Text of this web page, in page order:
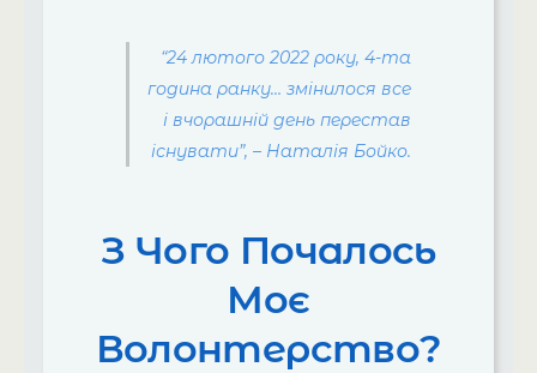
“24 лютого 2022 року, 4-та
година ранку… змінилося все
і вчорашній день перестав
існувати”, – Наталія Бойко.
З Чого Почалось
Моє
Волонтерство?